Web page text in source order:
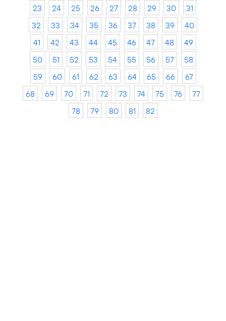
23
24 25 26 27 28 29 30
31
32
33 34 35 36 37 38 39
40
41
42 43 44 45 46 47 48
49
50
51 52 53 54 55 56 57
58
59
60 61 62 63 64 65 66
67
68
69 70 71 72 73 74 75 76
77
78
79 80 81 82